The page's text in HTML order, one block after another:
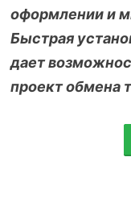
оформлении и
Быстрая
дает
проект обмена